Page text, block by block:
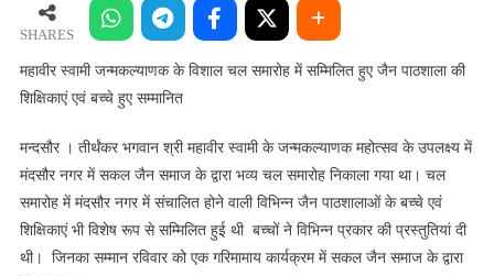
जन्मकल्याणक
के
विशाल
जैन
पाठशाला
की
SHARES
महावीर स्वामी जन्मकल्याणक के विशाल चल समारोह में सम्मिलित हुए जैन पाठशाला की
शिक्षिकाएं एवं बच्चे हुए सम्मानित
मन्दसौर । तीर्थंकर भगवान श्री महावीर स्वामी के जन्मकल्याणक महोत्सव के उपलक्ष्य में
मंदसौर नगर में सकल जैन समाज के द्वारा भव्य चल समारोह निकाला गया था। चल
समारोह में मंदसौर नगर में संचालित होने वाली विभिन्न जैन पाठशालाओं के बच्चे एवं
शिक्षिकाएं भी विशेष रूप से सम्मिलित हुई थी बच्चों ने विभिन्न प्रकार की प्रस्तुतियां दी
थी। जिनका सम्मान रविवार को एक गरिमामाय कार्यक्रम में सकल जैन समाज के द्वारा